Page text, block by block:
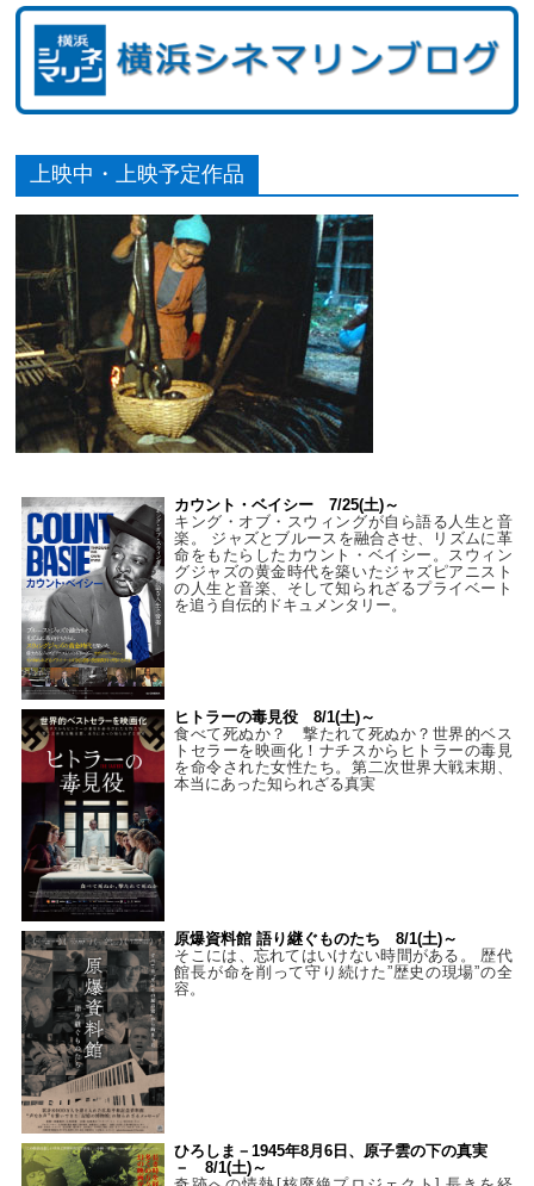
上映中・上映予定作品
カウント・ベイシー 7/25(土)～
キング・オブ・スウィングが自ら語る人生と音
楽。 ジャズとブルースを融合させ、リズムに革
命をもたらしたカウント・ベイシー。スウィン
グジャズの黄金時代を築いたジャズピアニスト
の人生と音楽、そして知られざるプライベート
を追う自伝的ドキュメンタリー。
ヒトラーの毒見役 8/1(土)～
食べて死ぬか？ 撃たれて死ぬか？世界的ベス
トセラーを映画化！ナチスからヒトラーの毒見
を命令された女性たち。第二次世界大戦末期、
本当にあった知られざる真実
原爆資料館 語り継ぐものたち 8/1(土)～
そこには、忘れてはいけない時間がある。 歴代
館長が命を削って守り続けた”歴史の現場”の全
容。
ひろしま－1945年8月6日、原子雲の下の真実
－ 8/1(土)～